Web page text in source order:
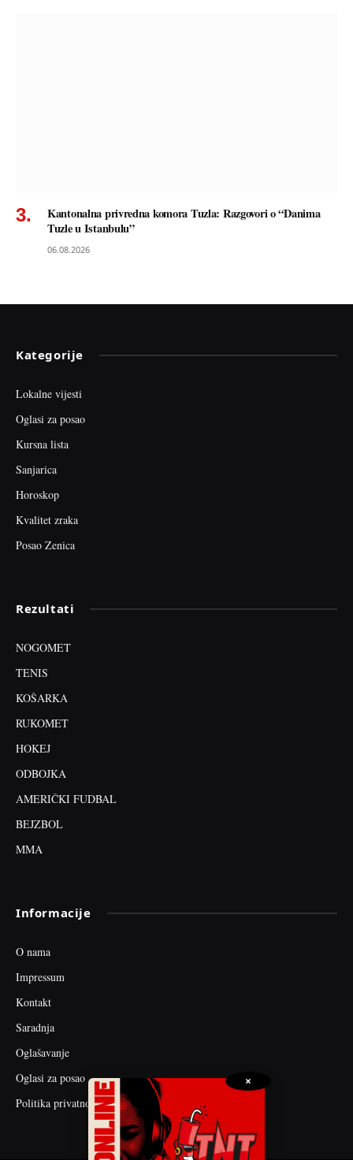
Kantonalna privredna komora Tuzla: Razgovori o “Danima
Tuzle u Istanbulu”
06.08.2026
Kategorije
Lokalne vijesti
Oglasi za posao
Kursna lista
Sanjarica
Horoskop
Kvalitet zraka
Posao Zenica
Rezultati
NOGOMET
TENIS
KOŠARKA
RUKOMET
HOKEJ
ODBOJKA
AMERIČKI FUDBAL
BEJZBOL
MMA
Informacije
O nama
Impressum
Kontakt
Saradnja
Oglašavanje
Oglasi za posao
Politika privatnosti
×